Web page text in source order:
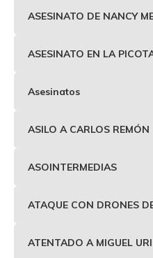
ASESINATO DE NANCY
ASESINATO EN LA
Asesinatos
ASILO A CARLOS REMÓN
ASOINTERMEDIAS
ATAQUE CON DRONES
ATENTADO A MIGUEL